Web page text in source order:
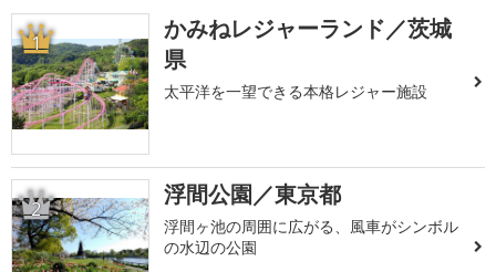
1
かみねレジャーランド／茨城
県
太平洋を一望できる本格レジャー施設
2 浮間公園／東京都
浮間ヶ池の周囲に広がる、風車がシンボル
の水辺の公園